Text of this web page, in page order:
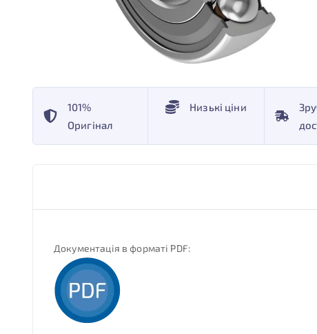
101%
Оригінал
Низькі ціни
Документація в форматі PDF: